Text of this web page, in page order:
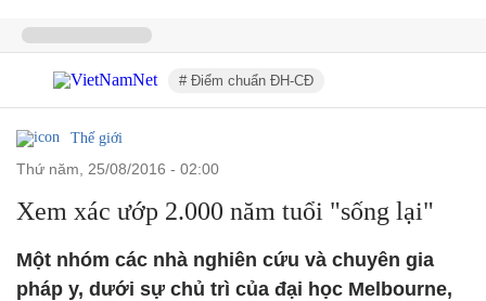
# Điểm chuẩn ĐH-CĐ
Thế giới
thứ năm, 25/08/2016 - 02:00
Xem xác ướp 2.000 năm tuổi "sống lại"
Một nhóm các nhà nghiên cứu và chuyên gia
pháp y, dưới sự chủ trì của đại học Melbourne,